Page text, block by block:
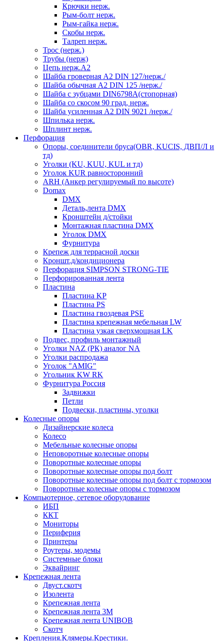
Крючки нерж.
Рым-болт нерж.
Рым-гайка нерж.
Скобы нерж.
Талреп нерж.
Трос (нерж.)
Трубы (нерж)
Цепь нерж.А2
Шайба гроверная А2 DIN 127/нерж./
Шайба обычная А2 DIN 125 /нерж./
Шайба с зубцами DIN6798А(стопорная)
Шайба со скосом 90 град, нерж.
Шайба усиленная А2 DIN 9021 /нерж./
Шпилька нерж.
Шплинт нерж.
Перфорация
Опоры, соединители бруса(OBR, KUCIS, ДВП/Л и
тд)
Уголки (KU, KUU, KUL и тд)
Уголок KUR равносторонний
ARH (Анкер регулируемый по высоте)
Domax
DMX
Деталь,лента DMX
Кронштейн д/стойки
Монтажная пластина DMX
Уголок DMX
Фурнитура
Крепеж для террасной доски
Кроншт.д/кондиционера
Перфорация SIMPSON STRONG-TIE
Перфорированная лента
Пластина
Пластина KP
Пластина PS
Пластина гвоздевая PSE
Пластина крепежная мебельная LW
Пластина узкая сверхмощная LK
Подвес, профиль монтажный
Уголки NAZ (РК) аналог NA
Уголки распродажа
Уголок "AMIG"
Угольник KW RK
Фурнитура Россия
Задвижки
Петли
Подвески, пластины, уголки
Колесные опоры
Дизайнерские колеса
Колесо
Мебельные колесные опоры
Неповоротные колесные опоры
Поворотные колесные опоры
Поворотные колесные опоры под болт
Поворотные колесные опоры под болт с тормозом
Поворотные колесные опоры с тормозом
Компьютерное, сетевое оборудование
ИБП
ККТ
Мониторы
Периферия
Принтеры
Роутеры, модемы
Системные блоки
Эквайринг
Крепежная лента
Двуст.скотч
Изолента
Крепежная лента
Крепежная лента 3М
Крепежная лента UNIBOB
Скотч
Крепления.Клямеры.Крестики.